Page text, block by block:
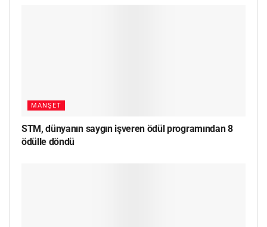
MANŞET
STM, dünyanın saygın işveren ödül programından 8
ödülle döndü